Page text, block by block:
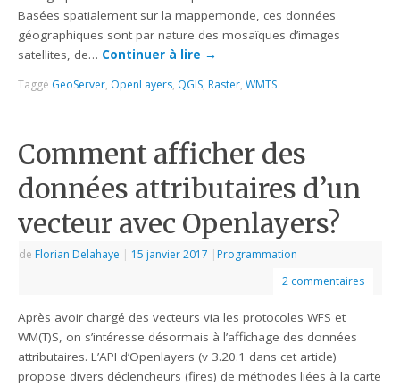
Basées spatialement sur la mappemonde, ces données
géographiques sont par nature des mosaïques d’images
satellites, de… Continuer à lire →
Taggé GeoServer, OpenLayers, QGIS, Raster,WMTS
Comment afficher des
données attributaires d’un
vecteur avec Openlayers?
de Florian Delahaye | 15 janvier 2017 | Programmation
2 commentaires
Après avoir chargé des vecteurs via les protocoles WFS et
WM(T)S, on s’intéresse désormais à l’affichage des données
attributaires. L’API d’Openlayers (v 3.20.1 dans cet article)
propose divers déclencheurs (fires) de méthodes liées à la carte